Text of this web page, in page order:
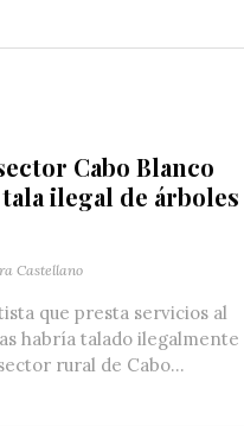
Cabo Blanco
ilegal de árboles
Castellano
que presta servicios al
habría talado ilegalmente
rural de Cabo...